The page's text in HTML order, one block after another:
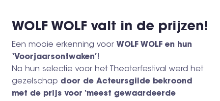
WOLF WOLF valt in de prijzen!
Een mooie erkenning voor WOLF WOLF en hun
‘Voorjaarsontwaken’!
Na hun selectie voor het Theaterfestival werd het
gezelschap door de Acteursgilde bekroond
met de prijs voor ‘meest gewaardeerde